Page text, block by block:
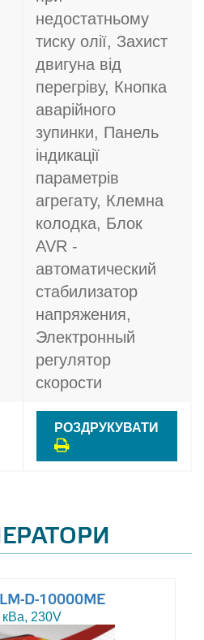
недостатньому
тиску олії, Захист
двигуна від
перегріву, Кнопка
аварійного
зупинки, Панель
індикації
параметрів
агрегату, Клемна
колодка, Блок
AVR -
автоматический
стабилизатор
напряжения,
Электронный
регулятор
скорости
РОЗДРУКУВАТИ
D-10000ME
кВа, 230V